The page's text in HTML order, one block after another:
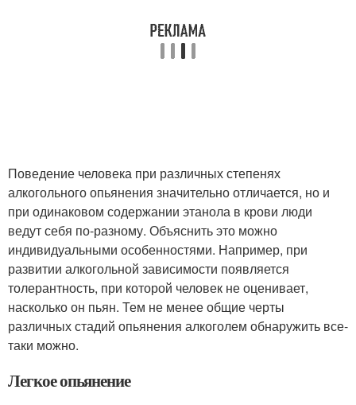
Поведение человека при различных степенях
алкогольного опьянения значительно отличается, но и
при одинаковом содержании этанола в крови люди
ведут себя по-разному. Объяснить это можно
индивидуальными особенностями. Например, при
развитии алкогольной зависимости появляется
толерантность, при которой человек не оценивает,
насколько он пьян. Тем не менее общие черты
различных стадий опьянения алкоголем обнаружить все-
таки можно.
Легкое опьянение